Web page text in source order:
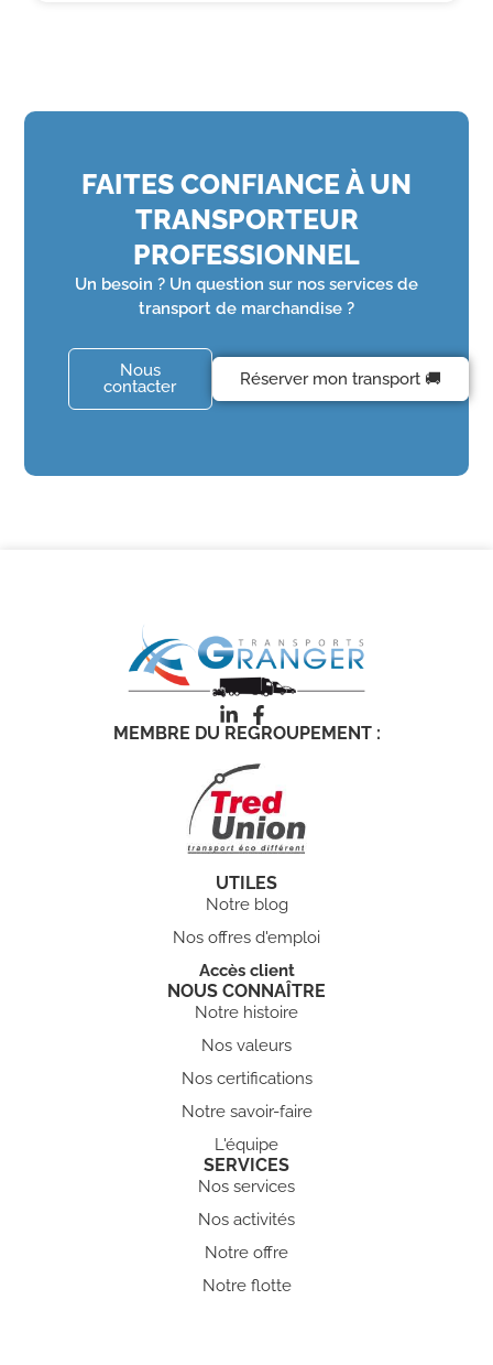
FAITES CONFIANCE À UN
TRANSPORTEUR
PROFESSIONNEL
Un besoin ? Un question sur nos services de
transport de marchandise ?
Nous
contacter
Réserver mon transport 🚚
SERVICES
Nos services
Nos activités
Notre offre
Notre flotte
NOUS CONNAÎTRE
Notre histoire
Nos valeurs
Nos certifications
Notre savoir-faire
L'équipe
UTILES
Notre blog
Nos offres d'emploi
Accès client
MEMBRE DU REGROUPEMENT :